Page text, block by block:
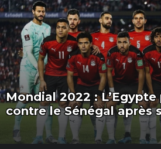
Mondial 2022 :
contre le Sénégal après